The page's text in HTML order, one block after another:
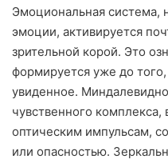
Эмоциональная система,
эмоции, активируется
зрительной корой. Это
формируется уже до
увиденное.
чувственного комплекса,
оптическим импульсам,
или опасностью.